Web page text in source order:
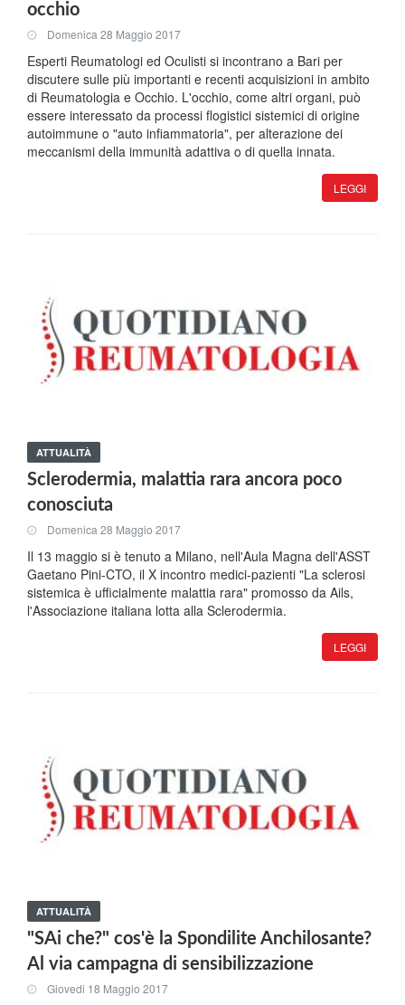
occhio
Domenica 28 Maggio 2017
Esperti Reumatologi ed Oculisti si incontrano a Bari per
discutere sulle più importanti e recenti acquisizioni in ambito
di Reumatologia e Occhio. L'occhio, come altri organi, può
essere interessato da processi flogistici sistemici di origine
autoimmune o "auto infiammatoria", per alterazione dei
meccanismi della immunità adattiva o di quella innata.
LEGGI
ATTUALITÀ
Sclerodermia, malattia rara ancora poco
conosciuta
Domenica 28 Maggio 2017
Il 13 maggio si è tenuto a Milano, nell'Aula Magna dell'ASST
Gaetano Pini-CTO, il X incontro medici-pazienti "La sclerosi
sistemica è ufficialmente malattia rara" promosso da Ails,
l'Associazione italiana lotta alla Sclerodermia.
LEGGI
ATTUALITÀ
"SAi che?" cos'è la Spondilite Anchilosante?
Al via campagna di sensibilizzazione
Giovedi 18 Maggio 2017